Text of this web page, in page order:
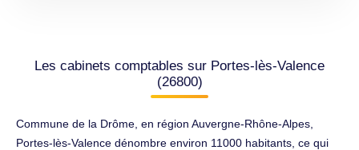
Les cabinets comptables sur Portes-lès-Valence
(26800)
Commune de la Drôme, en région Auvergne-Rhône-Alpes,
Portes-lès-Valence dénombre environ 11000 habitants, ce qui